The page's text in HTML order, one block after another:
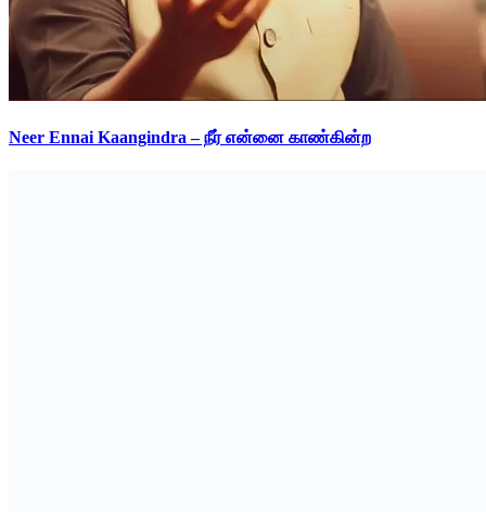
Neer Ennai Kaangindra – நீர் என்னை காண்கின்ற